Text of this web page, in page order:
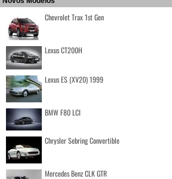
Chevrolet Trax 1st Gen
Lexus CT200H
Lexus ES (XV20) 1999
BMW F80 LCI
Chrysler Sebring Convertible
Mercedes Benz CLK GTR